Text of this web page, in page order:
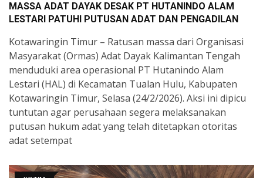
MASSA ADAT DAYAK DESAK PT HUTANINDO ALAM
LESTARI PATUHI PUTUSAN ADAT DAN PENGADILAN
Kotawaringin Timur – Ratusan massa dari Organisasi
Masyarakat (Ormas) Adat Dayak Kalimantan Tengah
menduduki area operasional PT Hutanindo Alam
Lestari (HAL) di Kecamatan Tualan Hulu, Kabupaten
Kotawaringin Timur, Selasa (24/2/2026). Aksi ini dipicu
tuntutan agar perusahaan segera melaksanakan
putusan hukum adat yang telah ditetapkan otoritas
adat setempat